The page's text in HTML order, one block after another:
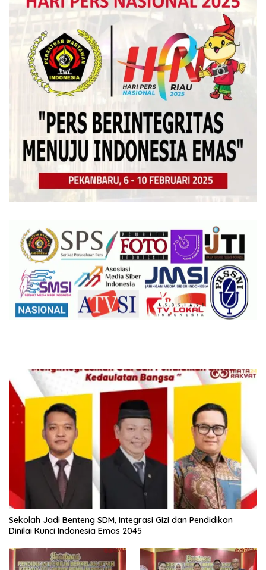
Sekolah Jadi Benteng SDM, Integrasi Gizi dan Pendidikan
Dinilai Kunci Indonesia Emas 2045